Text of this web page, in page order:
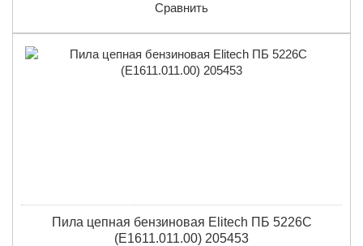
Сравнить
Пила цепная бензиновая Elitech ПБ 5226C
(E1611.011.00) 205453